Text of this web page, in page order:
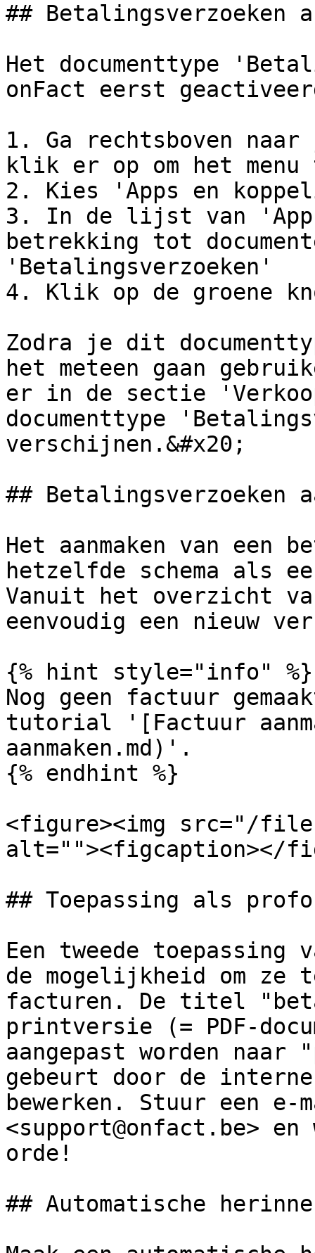
## Betalingsverzoeken
Het documenttype
onFact eerst
1. Ga rechtsboven
klik er op om het menu
2. Kies 'Apps en
3. In de lijst van
betrekking tot
'Betalingsverzoeken'
4. Klik op de groene
Zodra je dit
het meteen gaan
er in de sectie
documenttype
verschijnen.&#x20;
## Betalingsverzoeken
Het aanmaken van een
hetzelfde schema
Vanuit het overzicht
eenvoudig een nieuw
{% hint style="info" %}
Nog geen factuur
tutorial '[Factuur
aanmaken.md)'.
{% endhint %}
<figure><img src="/
alt=""><figcaption></
## Toepassing als
Een tweede toepassing
de mogelijkheid om ze
facturen. De titel
printversie (= PDF-
aangepast worden
gebeurt door de
bewerken. Stuur een e-
<support@onfact.be>
orde!
## Automatische